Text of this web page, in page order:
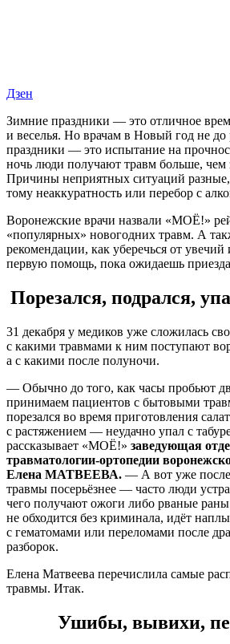
Дзен
Зимние праздники — это отличное
и веселья. Но врачам в Новый год не до
праздники — это испытание на
ночь люди получают травм больше, чем
Причины неприятных ситуаций
тому неаккуратность или перебор с
Воронежские врачи назвали «МОЁ!»
«популярных» новогодних травм. А
рекомендации, как уберечься от увечий
первую помощь, пока ожидаешь
Порезался, подрался,
31 декабря у медиков уже сложилась
с какими травмами к ним поступают
а с какими после полуночи.
— Обычно до того, как часы пробьют
принимаем пациентов с бытовыми
порезался во время приготовления
с растяжением — неудачно упал с
рассказывает «МОЁ!» заведующая
травматологии-ортопедии
Елена МАТВЕЕВА. — А вот уже
травмы посерьёзнее — часто люди
чего получают ожоги либо рваные
не обходится без криминала, идёт
с гематомами или переломами после
разборок.
Елена Матвеева перечислила самые
травмы. Итак.
Ушибы, вывихи,